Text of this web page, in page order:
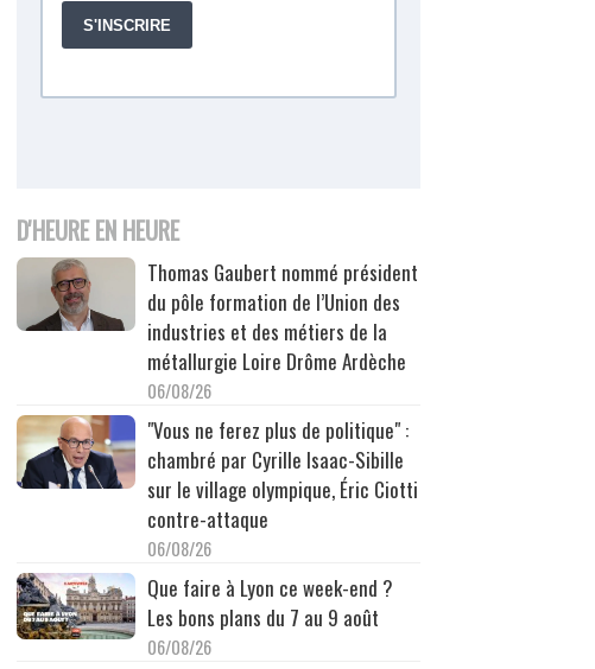
D'HEURE EN HEURE
Thomas Gaubert nommé président
du pôle formation de l’Union des
industries et des métiers de la
métallurgie Loire Drôme Ardèche
06/08/26
"Vous ne ferez plus de politique" :
chambré par Cyrille Isaac-Sibille
sur le village olympique, Éric Ciotti
contre-attaque
06/08/26
Que faire à Lyon ce week-end ?
Les bons plans du 7 au 9 août
06/08/26